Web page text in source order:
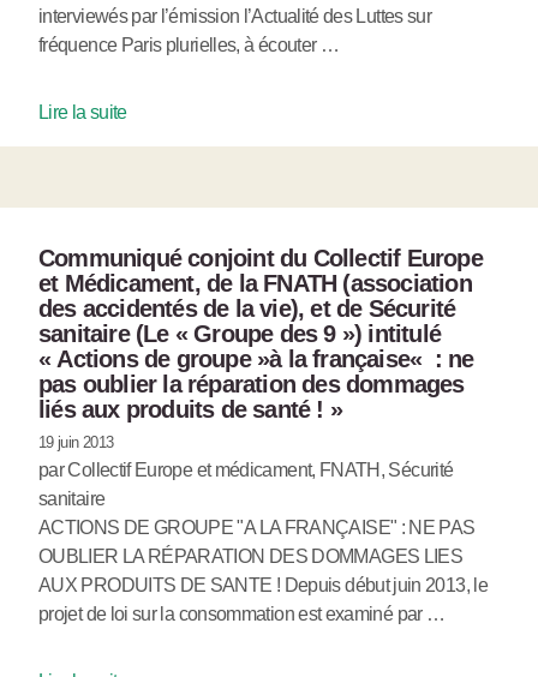
interviewés par l’émission l’Actualité des Luttes sur
fréquence Paris plurielles, à écouter …
Lire la suite
Communiqué conjoint du Collectif Europe
et Médicament, de la FNATH (association
des accidentés de la vie), et de Sécurité
sanitaire (Le « Groupe des 9 ») intitulé
« Actions de groupe »à la française« : ne
pas oublier la réparation des dommages
liés aux produits de santé ! »
19 juin 2013
par Collectif Europe et médicament, FNATH, Sécurité
sanitaire
ACTIONS DE GROUPE "A LA FRANÇAISE" : NE PAS
OUBLIER LA RÉPARATION DES DOMMAGES LIES
AUX PRODUITS DE SANTE ! Depuis début juin 2013, le
projet de loi sur la consommation est examiné par …